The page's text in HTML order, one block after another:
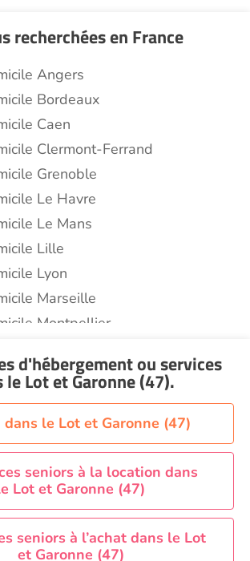
recherchées en France
Angers
Bordeaux
Caen
Clermont-Ferrand
Grenoble
Le Havre
Le Mans
Lille
Lyon
Marseille
Montpellier
Nice
Orléans
Paris
Perpignan
Rennes
Saint-Etienne
Toulouse
d'hébergement ou services
le Lot et Garonne (47).
dans le Lot et Garonne (47)
seniors à la location dans
Lot et Garonne (47)
seniors à l’achat dans le Lot
et Garonne (47)